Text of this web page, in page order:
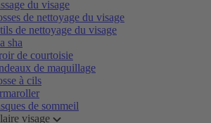
du visage
de nettoyage du visage
de nettoyage du visage
sha
de courtoisie
de maquillage
à cils
de sommeil
visage